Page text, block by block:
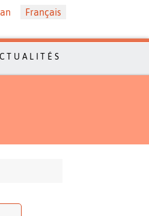
votre langue
Français